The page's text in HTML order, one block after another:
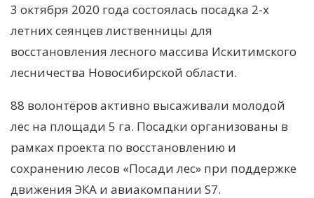
3 октября 2020 года состоялась посадка 2-х
летних сеянцев лиственницы для
восстановления лесного массива Искитимского
лесничества Новосибирской области.
88 волонтёров активно высаживали молодой
лес на площади 5 га. Посадки организованы в
рамках проекта по восстановлению и
сохранению лесов «Посади лес» при поддержке
движения ЭКА и авиакомпании S7.